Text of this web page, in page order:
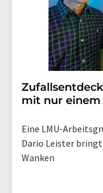
mit nur
Eine LMU-
Dario Leister
Wanken